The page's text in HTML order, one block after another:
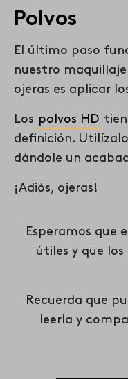
Polvos
El último paso
nuestro
ojeras es aplicar
Los polvos HD
definición.
dándole un
¡Adiós, ojeras!
Esperamos que
útiles y que
Recuerda que
leerla y